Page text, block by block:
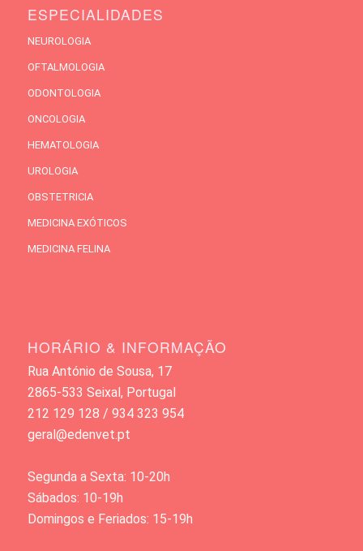
ESPECIALIDADES
NEUROLOGIA
OFTALMOLOGIA
ODONTOLOGIA
ONCOLOGIA
HEMATOLOGIA
UROLOGIA
OBSTETRICIA
MEDICINA EXÓTICOS
MEDICINA FELINA
HORÁRIO & INFORMAÇÃO
Rua António de Sousa, 17
2865-533 Seixal, Portugal
212 129 128 / 934 323 954
geral@edenvet.pt
Segunda a Sexta: 10-20h
Sábados: 10-19h
Domingos e Feriados: 15-19h